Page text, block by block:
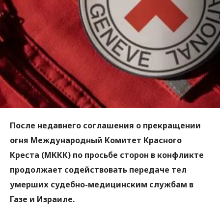
После недавнего соглашения о прекращении
огня Международный Комитет Красного
Креста (МККК) по просьбе сторон в конфликте
продолжает содействовать передаче тел
умерших судебно-медицинским службам в
Газе и Израиле.